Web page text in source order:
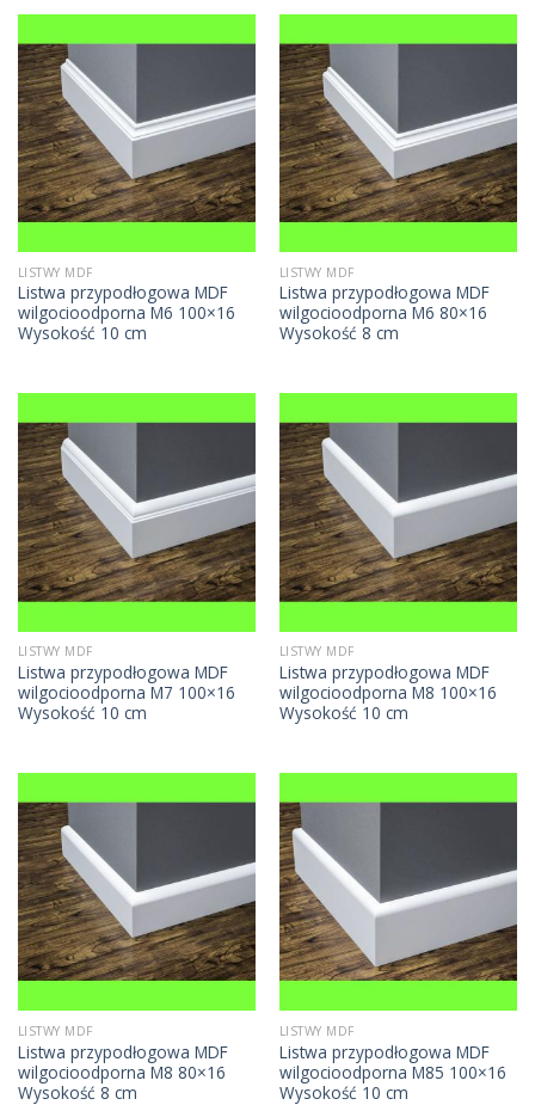
LISTWY MDF
Listwa przypodłogowa MDF
wilgocioodporna M6 100×16
Wysokość 10 cm
LISTWY MDF
Listwa przypodłogowa MDF
wilgocioodporna M6 80×16
Wysokość 8 cm
LISTWY MDF
Listwa przypodłogowa MDF
wilgocioodporna M7 100×16
Wysokość 10 cm
LISTWY MDF
Listwa przypodłogowa MDF
wilgocioodporna M8 100×16
Wysokość 10 cm
LISTWY MDF
Listwa przypodłogowa MDF
wilgocioodporna M8 80×16
Wysokość 8 cm
LISTWY MDF
Listwa przypodłogowa MDF
wilgocioodporna M85 100×16
Wysokość 10 cm